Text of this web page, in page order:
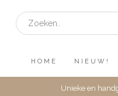
HOME NIEUW!
Unieke en